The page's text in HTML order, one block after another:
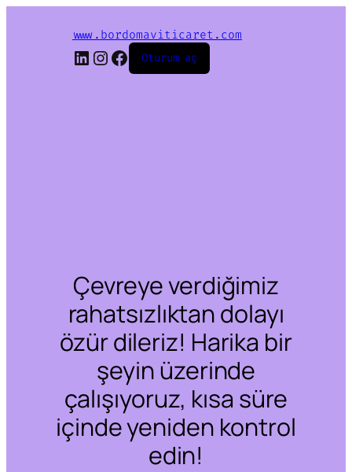
www.bordomaviticaret.com
LinkedIn
Instagram
Facebook
Oturum aç
Çevreye verdiğimiz
rahatsızlıktan dolayı
özür dileriz! Harika bir
şeyin üzerinde
çalışıyoruz, kısa süre
içinde yeniden kontrol
edin!